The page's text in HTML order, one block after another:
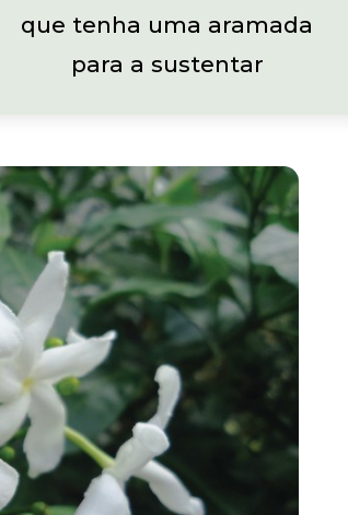
que tenha uma aramada
para a sustentar